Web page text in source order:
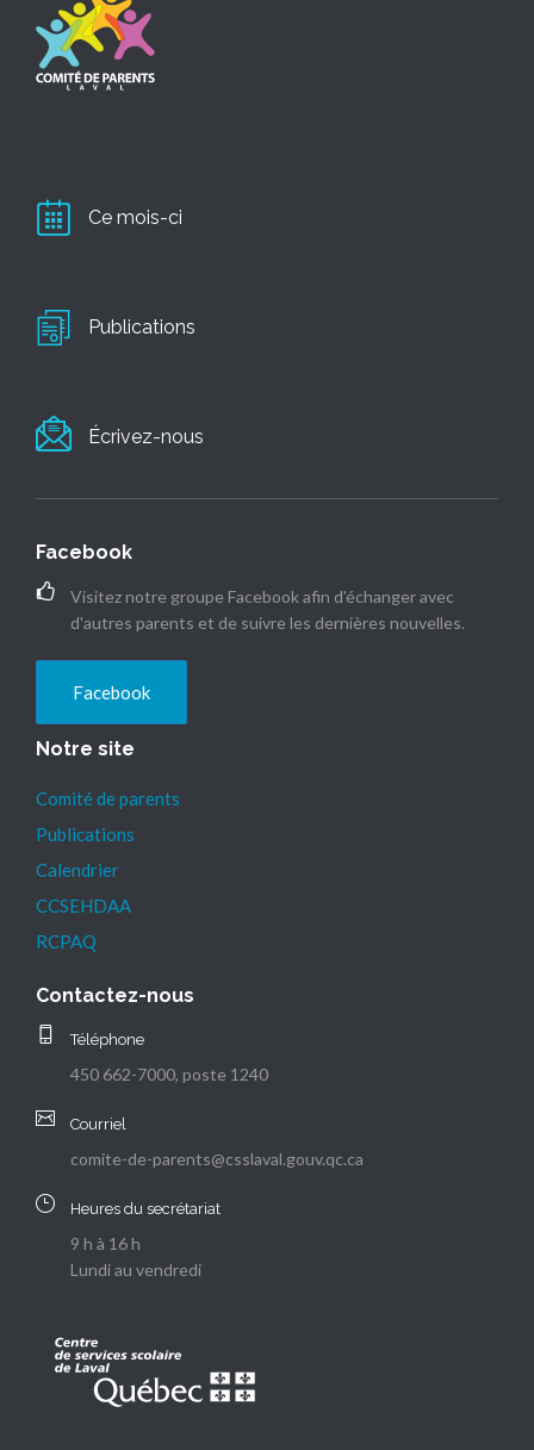
Ce mois-ci
Publications
Écrivez-nous
Facebook
Visitez notre groupe Facebook afin d'échanger avec
d'autres parents et de suivre les dernières nouvelles.
Facebook
Notre site
Comité de parents
Publications
Calendrier
CCSEHDAA
RCPAQ
Contactez-nous
Téléphone
450 662-7000, poste 1240
Courriel
comite-de-parents@csslaval.gouv.qc.ca
Heures du secrétariat
9 h à 16 h
Lundi au vendredi